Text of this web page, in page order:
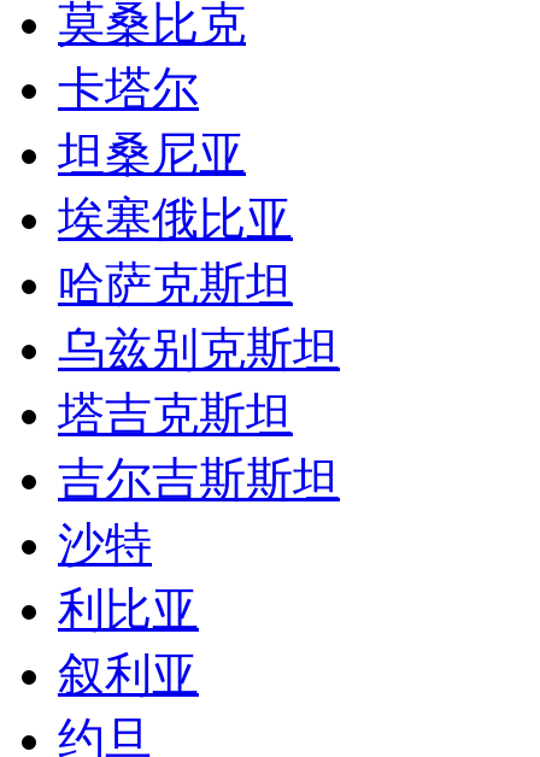
莫桑比克
卡塔尔
坦桑尼亚
埃塞俄比亚
哈萨克斯坦
乌兹别克斯坦
塔吉克斯坦
吉尔吉斯斯坦
沙特
利比亚
叙利亚
约旦